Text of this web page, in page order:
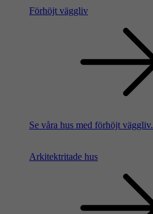
Förhöjt väggliv
Se våra hus med förhöjt väggliv.
Arkitektritade hus